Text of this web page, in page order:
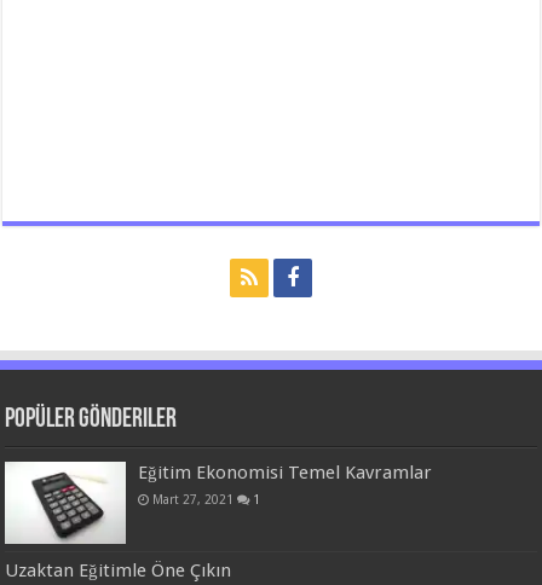
Popüler Gönderiler
Eğitim Ekonomisi Temel Kavramlar
Mart 27, 2021 1
Uzaktan Eğitimle Öne Çıkın